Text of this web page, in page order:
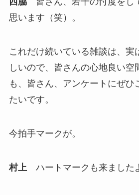
思います（笑）。
これだけ続いている雑談は、実
しいので、皆さんの心地良い空
も、皆さん、アンケートにぜひ
たいです。
今拍手マークが。
村上 ハートマークも来ました